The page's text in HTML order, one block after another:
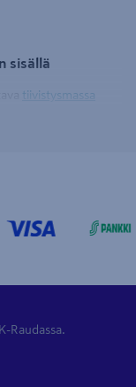
sisällä
tiivistysmassa
Raudassa.